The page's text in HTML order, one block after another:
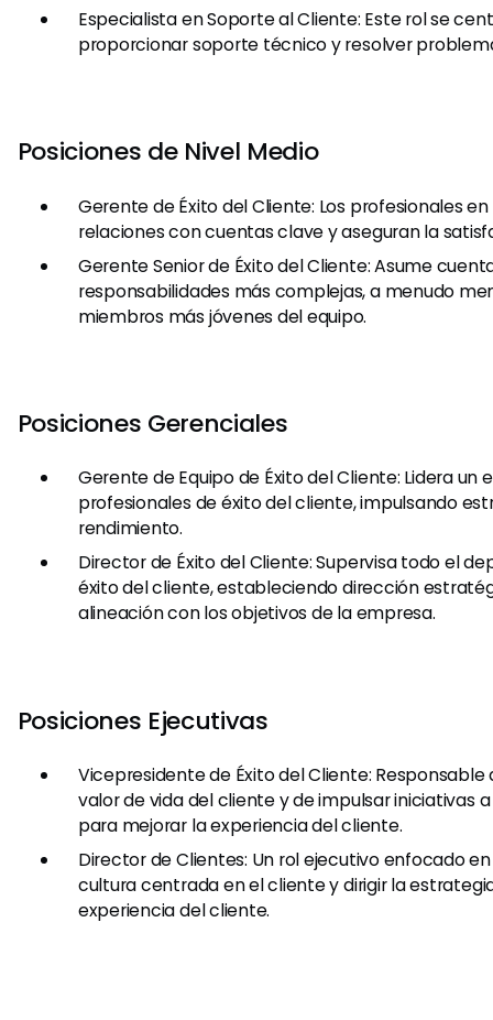
Especialista en Soporte al Cliente: Este rol se
proporcionar soporte técnico y resolver
Posiciones de Nivel Medio
Gerente de Éxito del Cliente: Los profesionales
relaciones con cuentas clave y aseguran la
Gerente Senior de Éxito del Cliente: Asume
responsabilidades más complejas, a menudo
miembros más jóvenes del equipo.
Posiciones Gerenciales
Gerente de Equipo de Éxito del Cliente: Lidera un
profesionales de éxito del cliente, impulsando
rendimiento.
Director de Éxito del Cliente: Supervisa todo el
éxito del cliente, estableciendo dirección
alineación con los objetivos de la empresa.
Posiciones Ejecutivas
Vicepresidente de Éxito del Cliente: Responsable
valor de vida del cliente y de impulsar iniciativas
para mejorar la experiencia del cliente.
Director de Clientes: Un rol ejecutivo enfocado
cultura centrada en el cliente y dirigir la
experiencia del cliente.